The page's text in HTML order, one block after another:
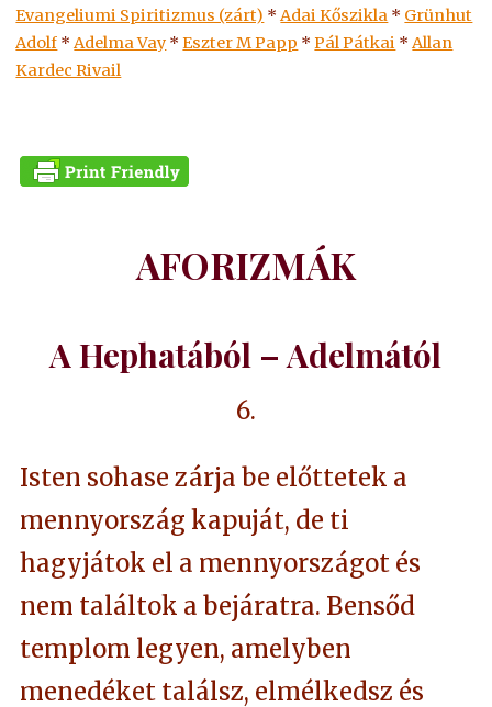
Evangeliumi Spiritizmus (zárt) *Adai Kőszikla * Grünhut
Adolf *Adelma Vay *Eszter M Papp *Pál Pátkai *Allan
Kardec Rivail
AFORIZMÁK
A Hephatából – Adelmától
6.
Isten sohase zárja be előttetek a
mennyország kapuját, de ti
hagyjátok el a mennyországot és
nem találtok a bejáratra. Bensőd
templom legyen, amelyben
menedéket találsz, elmélkedsz és